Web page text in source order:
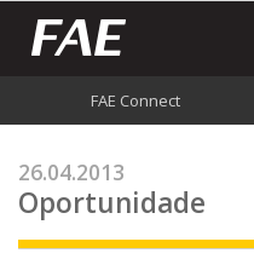
FAE Connect
26.04.2013
Oportunidade